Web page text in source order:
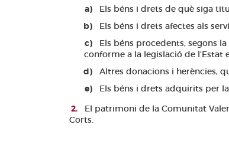
Els béns i drets de què siga
Els béns i drets afectes als
Els béns procedents, segons
conforme a la legislació de l'Estat
Altres donacions i herències,
Els béns i drets adquirits per
El patrimoni de la Comunitat
Corts.